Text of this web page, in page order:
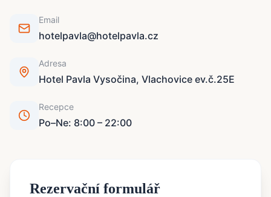
Email
hotelpavla@hotelpavla.cz
Adresa
Hotel Pavla Vysočina, Vlachovice ev.č.25E
Recepce
Po–Ne: 8:00 – 22:00
Rezervační formulář